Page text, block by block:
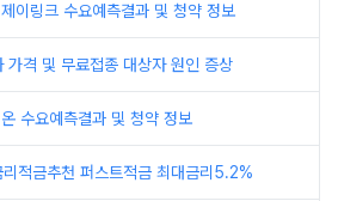
이링크 수요예측결과 및 청약 정보
가격 및 무료접종 대상자 원인 증상
수요예측결과 및 청약 정보
리적금추천 퍼스트적금 최대금리5.2%